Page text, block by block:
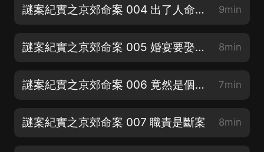
謎案紀實之京郊命案 004 出了人命案子怎麼也要緊張的 9min
謎案紀實之京郊命案 005 婚宴要娶五姨太 8min
謎案紀實之京郊命案 006 竟然是個死人 7min
謎案紀實之京郊命案 007 職責是斷案 8min